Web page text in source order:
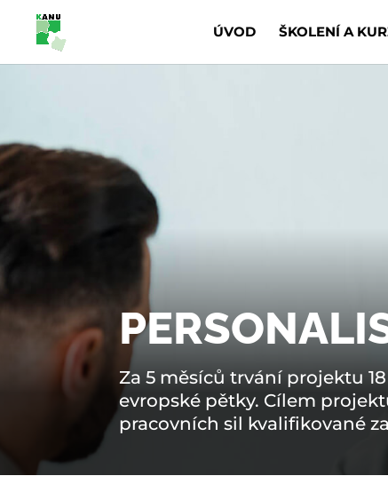
ÚVOD ŠKOLENÍ A
Za 5 měsíců trvání projektu
evropské pětky. Cílem
pracovních sil kvalifikované